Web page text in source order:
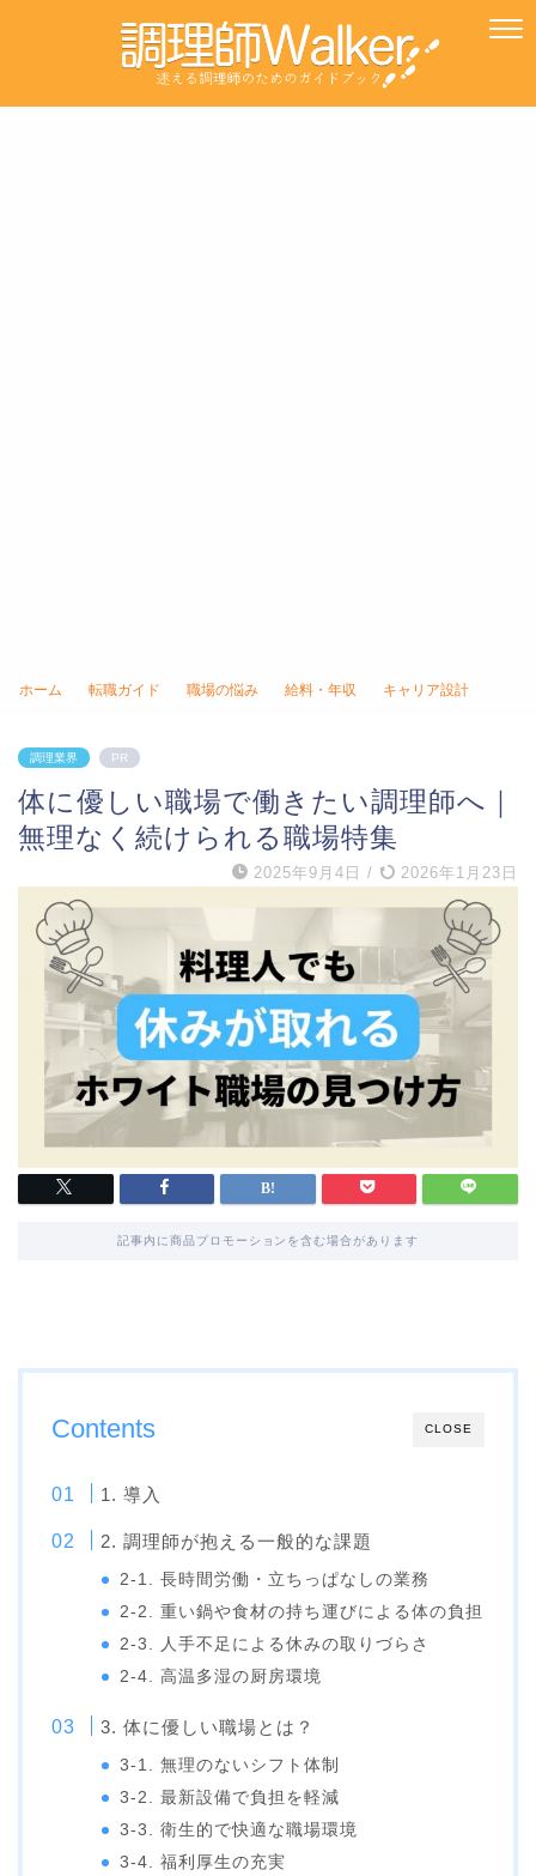
ホーム 転職ガイド 職場の悩み 給料・年収 キャリア設計
調理業界 PR
体に優しい職場で働きたい調理師へ｜
無理なく続けられる職場特集
2025年9月4日 / 2026年1月23日
記事内に商品プロモーションを含む場合があります
CLOSE
Contents
1. 導入
2. 調理師が抱える一般的な課題
2-1. 長時間労働・立ちっぱなしの業務
2-2. 重い鍋や食材の持ち運びによる体の負担
2-3. 人手不足による休みの取りづらさ
2-4. 高温多湿の厨房環境
3. 体に優しい職場とは？
3-1. 無理のないシフト体制
3-2. 最新設備で負担を軽減
3-3. 衛生的で快適な職場環境
3-4. 福利厚生の充実